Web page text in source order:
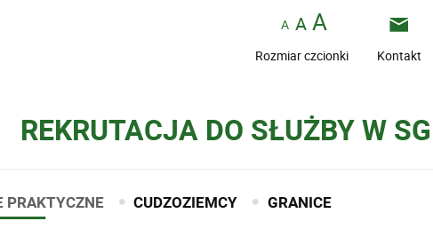
Rozmiar czcionki Kontakt
REKRUTACJA DO SŁUŻBY W SG
PRAKTYCZNE CUDZOZIEMCY GRANICE